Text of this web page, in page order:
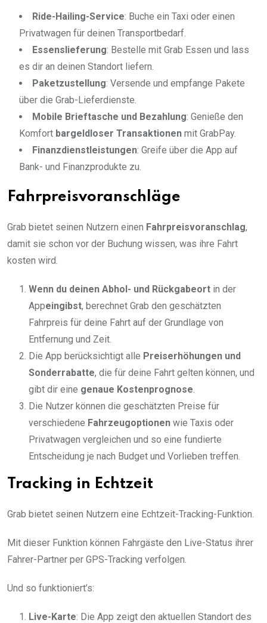
Ride-Hailing-Service: Buche ein Taxi oder einen
Privatwagen für deinen Transportbedarf.
Essenslieferung: Bestelle mit Grab Essen und lass
es dir an deinen Standort liefern.
Paketzustellung: Versende und empfange Pakete
über die Grab-Lieferdienste.
Mobile Brieftasche und Bezahlung: Genieße den
Komfort bargeldloser Transaktionen mit GrabPay.
Finanzdienstleistungen: Greife über die App auf
Bank- und Finanzprodukte zu.
Fahrpreisvoranschläge
Grab bietet seinen Nutzern einen Fahrpreisvoranschlag,
damit sie schon vor der Buchung wissen, was ihre Fahrt
kosten wird.
Wenn du deinen Abhol- und Rückgabeort in der
Appeingibst, berechnet Grab den geschätzten
Fahrpreis für deine Fahrt auf der Grundlage von
Entfernung und Zeit.
Die App berücksichtigt alle Preiserhöhungen und
Sonderrabatte, die für deine Fahrt gelten können, und
gibt dir eine genaue Kostenprognose
Die Nutzer können die geschätzten Preise für
verschiedene Fahrzeugoptionen wie Taxis oder
Privatwagen vergleichen und so eine fundierte
Entscheidung je nach Budget und Vorlieben treffen.
Tracking in Echtzeit
Grab bietet seinen Nutzern eine Echtzeit-Tracking-Funktion.
Mit dieser Funktion können Fahrgäste den Live-Status ihrer
Fahrer-Partner per GPS-Tracking verfolgen.
Und so funktioniert’s:
Live-Karte: Die App zeigt den aktuellen Standort des